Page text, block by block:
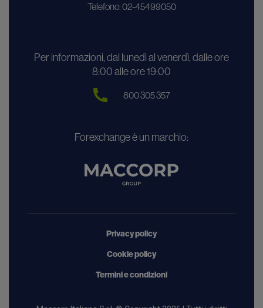
Telefono: 02-45499050
Per informazioni, dal lunedì al venerdì, dalle ore
8:00 alle ore 19:00
800 305 357
Forexchange è un marchio:
Privacy policy
Cookie policy
Termini e condizioni